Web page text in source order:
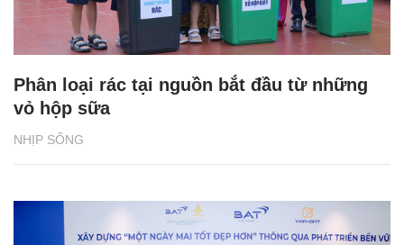
NHỊP SỐNG
Phân loại rác tại nguồn bắt đầu từ những
vỏ hộp sữa